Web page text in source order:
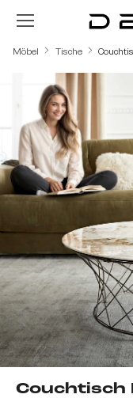
Zum Hauptinhalt
Möbel Tische
Couchtisch
Bildergalerie